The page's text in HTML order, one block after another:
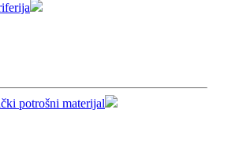
potrošni materijal